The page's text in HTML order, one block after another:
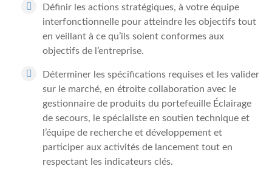
Définir les actions stratégiques, à votre équipe
interfonctionnelle pour atteindre les objectifs tout
en veillant à ce qu’ils soient conformes aux
objectifs de l’entreprise.
Déterminer les spécifications requises et les valider
sur le marché, en étroite collaboration avec le
gestionnaire de produits du portefeuille Éclairage
de secours, le spécialiste en soutien technique et
l’équipe de recherche et développement et
participer aux activités de lancement tout en
respectant les indicateurs clés.